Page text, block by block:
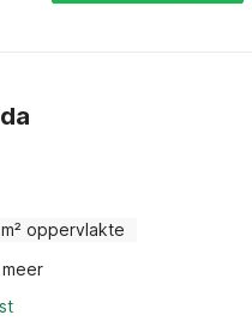
oppervlakte
meer